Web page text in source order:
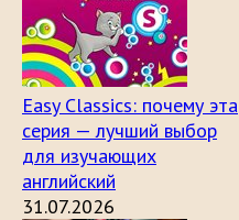
Easy Classics: почему эта
серия — лучший выбор
для изучающих
английский
31.07.2026